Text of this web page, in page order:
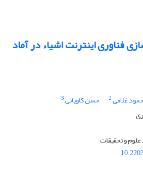
فناوری اینترنت اشیاء در آماد
غلامی2 حسن کاویانی3
علوم و تحقیقات